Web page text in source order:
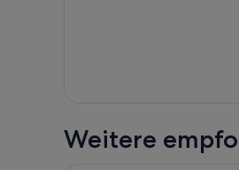
Weitere